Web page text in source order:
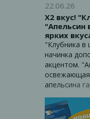
22.06.26
Х2 вкус!
ярких
"Клубника в
начинка
акцентом.
освежающая
апельсина